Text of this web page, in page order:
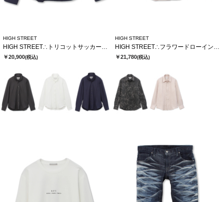
HIGH STREET
HIGH STREET∴トリコットサッカーショートウイングシャツ
￥20,900(税込)
HIGH STREET
HIGH STREET∴フラワードローイングシャツ
￥21,780(税込)